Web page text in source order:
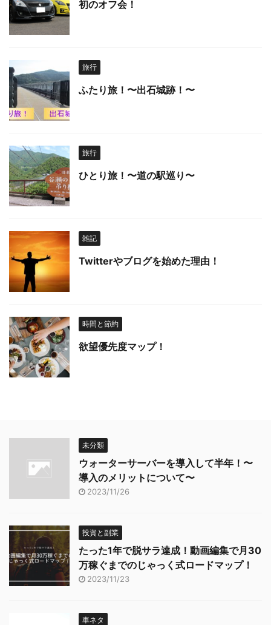
初のオフ会！
旅行
ふたり旅！〜出石城跡！〜
旅行
ひとり旅！〜道の駅巡り〜
雑記
Twitterやブログを始めた理由！
時間と節約
欲望優先度マップ！
未分類
ウォーターサーバーを導入して半年！〜
導入のメリットについて〜
2023/11/26
投資と副業
たった1年で脱サラ達成！動画編集で月30
万稼ぐまでのじゃっく式ロードマップ！
2023/11/23
車ネタ